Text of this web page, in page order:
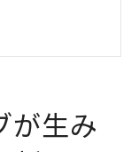
イリングの
ュラルウェー
が生み